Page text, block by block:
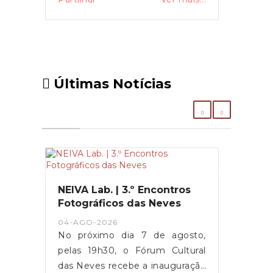
Últimas Notícias
NEIVA Lab. | 3.º Encontros
Fotográficos das Neves
04-AGO-2026
No próximo dia 7 de agosto,
pelas 19h30, o Fórum Cultural
das Neves recebe a inauguração